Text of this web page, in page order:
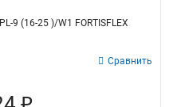
9 (16-25 )/W1 FORTISFLEX
Сравнить